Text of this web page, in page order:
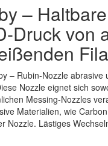
–
Druck von
– Rubin-Nozzle abrasive
Nozzle eignet sich
Messing-Nozzles
Materialien, wie
Nozzle. Lästiges